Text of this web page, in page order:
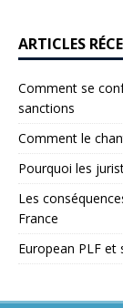
ARTICLES
Comment se
sanctions
Comment le
Pourquoi les
Les
France
European PLF